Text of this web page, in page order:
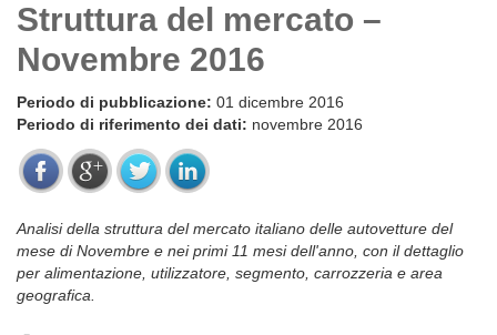
Struttura del mercato –
Novembre 2016
Periodo di pubblicazione: 01 dicembre 2016
Periodo di riferimento dei dati: novembre 2016
Analisi della struttura del mercato italiano delle autovetture del
mese di Novembre e nei primi 11 mesi dell'anno, con il dettaglio
per alimentazione, utilizzatore, segmento, carrozzeria e area
geografica.